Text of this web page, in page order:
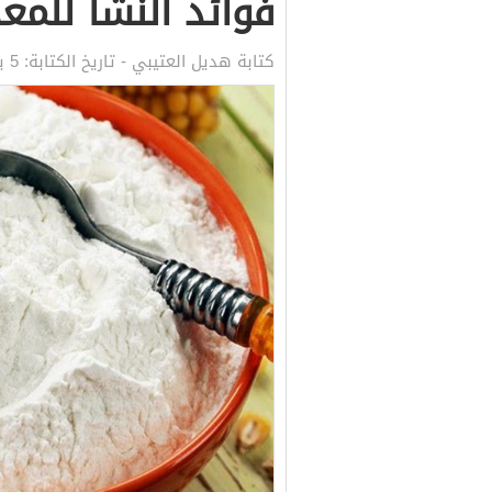
كتابة هديل العتيبي - تاريخ الكتابة: 5 يونيو, 2021 4:30